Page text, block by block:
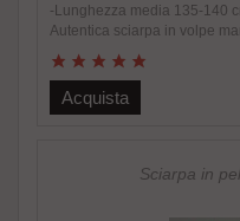
-Lunghezza media 135-140
Autentica sciarpa in volpe
calda e soffice, alla moda -
Brand Amica snc -Altissima
Speciale promozione! Nel
Acquista
Sciarpa in